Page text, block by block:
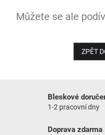
NOVINKY
Můžete se ale
ZPĚT
Bleskové
1-2 pracovní dny
Doprava zdarma